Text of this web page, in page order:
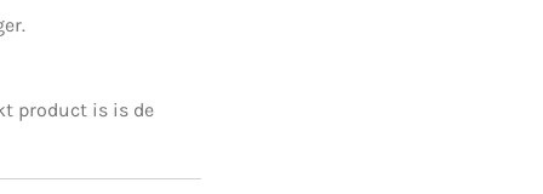
product is is de